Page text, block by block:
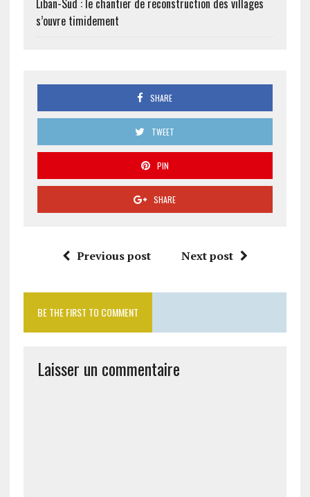
Liban-Sud : le chantier de reconstruction des villages
s’ouvre timidement
SHARE
TWEET
PIN
SHARE
Previous post Next post
BE THE FIRST TO COMMENT
Laisser un commentaire